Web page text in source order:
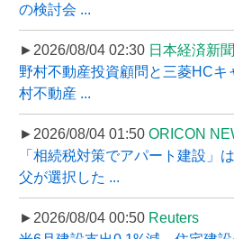
の検討会 ...
►2026/08/04 02:30 日本経済新聞
野村不動産投資顧問と三菱HCキ
村不動産 ...
►2026/08/04 01:50 ORICON
「相続税対策でアパート建設」
父が選択した ...
►2026/08/04 00:50 Reuters